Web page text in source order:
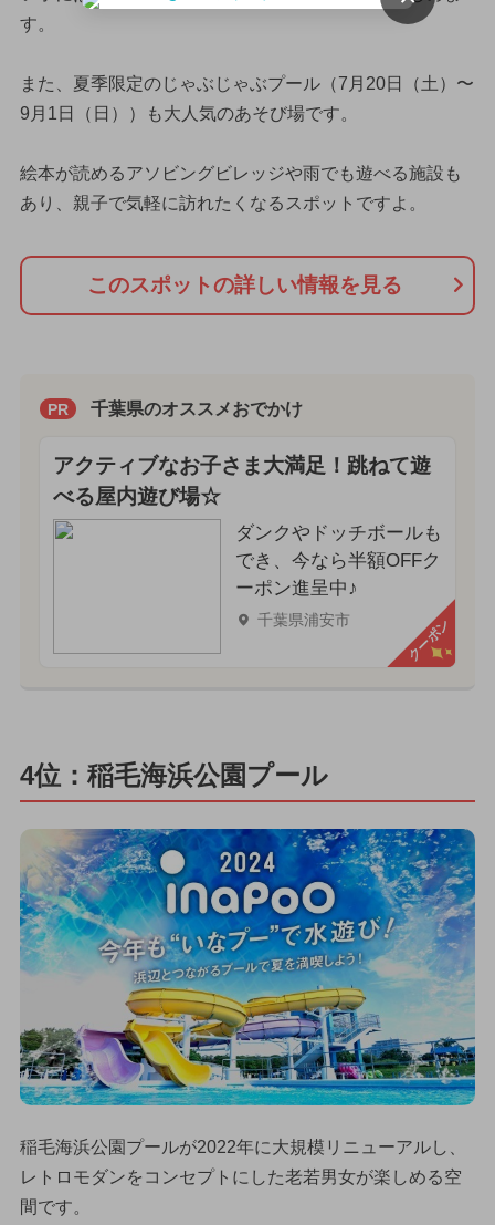
す。
また、夏季限定のじゃぶじゃぶプール（7月20日（土）〜
9月1日（日））も大人気のあそび場です。
絵本が読めるアソビングビレッジや雨でも遊べる施設も
あり、親子で気軽に訪れたくなるスポットですよ。
このスポットの詳しい情報を見る
PR 千葉県のオススメおでかけ
アクティブなお子さま大満足！跳ねて遊
べる屋内遊び場☆
ダンクやドッチボールも
でき、今なら半額OFFク
ーポン進呈中♪
千葉県浦安市 クーポン
4位：稲毛海浜公園プール
稲毛海浜公園プールが2022年に大規模リニューアルし、
レトロモダンをコンセプトにした老若男女が楽しめる空
間です。